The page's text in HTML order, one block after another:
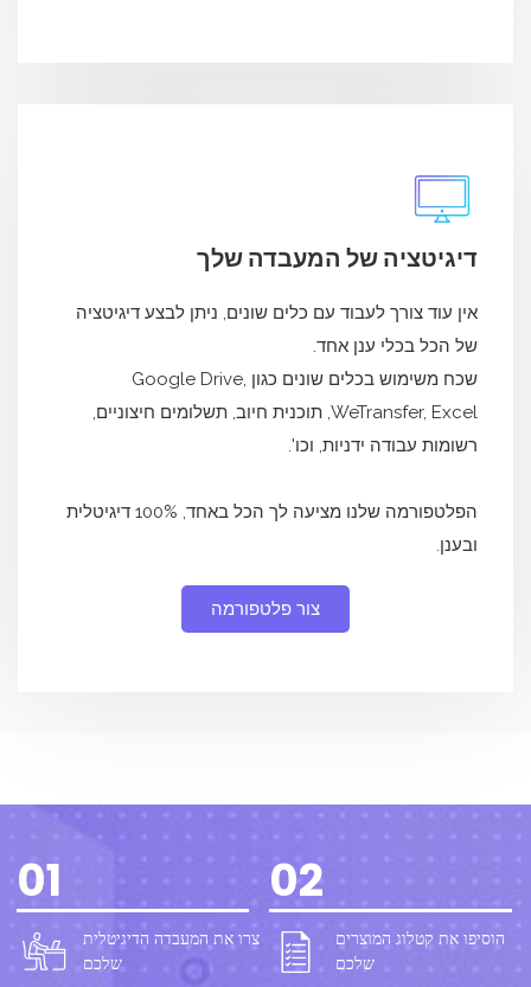
דיגיטציה של המעבדה שלך
אין עוד צורך לעבוד עם כלים שונים, ניתן לבצע דיגיטציה
של הכל בכלי ענן אחד.
שכח משימוש בכלים שונים כגון Google Drive,
WeTransfer, Excel, תוכנית חיוב, תשלומים חיצוניים,
רשומות עבודה ידניות, וכו'.
הפלטפורמה שלנו מציעה לך הכל באחד, 100% דיגיטלית
ובענן.
צור פלטפורמה
צרו את המעבדה הדיגיטלית
שלכם
01
הוסיפו את קטלוג המוצרים
שלכם
02